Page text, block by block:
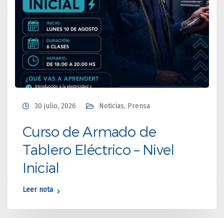
30 julio, 2026 Noticias, Prensa
Curso de Armado de
Tablero Eléctrico – Nivel
Inicial
Leer nota